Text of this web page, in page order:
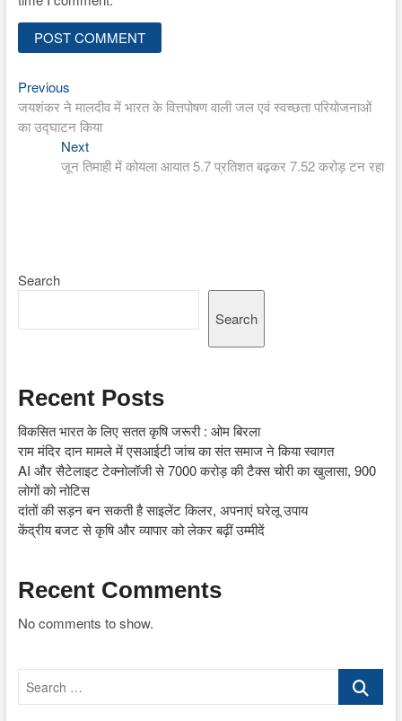
Post
navigation
PreviousPrevious
post:
जयशंकर ने मालदीव में भारत के वित्तपोषण वाली जल एवं स्वच्छता परियोजनाओं
का उद्घाटन किया
NextNext
post:
जून तिमाही में कोयला आयात 5.7 प्रतिशत बढ़कर 7.52 करोड़ टन रहा
Search
Search
Recent Posts
विकसित भारत के लिए सतत कृषि जरूरी : ओम बिरला
राम मंदिर दान मामले में एसआईटी जांच का संत समाज ने किया स्वागत
AI और सैटेलाइट टेक्नोलॉजी से 7000 करोड़ की टैक्स चोरी का खुलासा, 900
लोगों को नोटिस
दांतों की सड़न बन सकती है साइलेंट किलर, अपनाएं घरेलू उपाय
केंद्रीय बजट से कृषि और व्यापार को लेकर बढ़ीं उम्मीदें
Recent Comments
No comments to show.
Search